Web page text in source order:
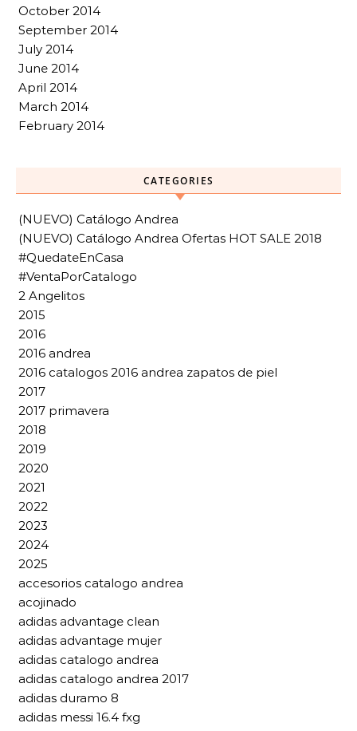
October 2014
September 2014
July 2014
June 2014
April 2014
March 2014
February 2014
CATEGORIES
(NUEVO) Catálogo Andrea
(NUEVO) Catálogo Andrea Ofertas HOT SALE 2018
#QuedateEnCasa
#VentaPorCatalogo
2 Angelitos
2015
2016
2016 andrea
2016 catalogos 2016 andrea zapatos de piel
2017
2017 primavera
2018
2019
2020
2021
2022
2023
2024
2025
accesorios catalogo andrea
acojinado
adidas advantage clean
adidas advantage mujer
adidas catalogo andrea
adidas catalogo andrea 2017
adidas duramo 8
adidas messi 16.4 fxg